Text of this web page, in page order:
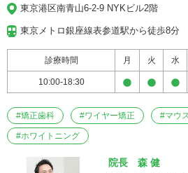
東京港区南青山6-2-9 NYKビル2階
東京メトロ銀座線表参道駅から徒歩8分
診療時間 月 火 水
10:00-18:30
#矯正歯科 #ワイヤー矯正 #マウ
#ホワイトニング
院長 森 健